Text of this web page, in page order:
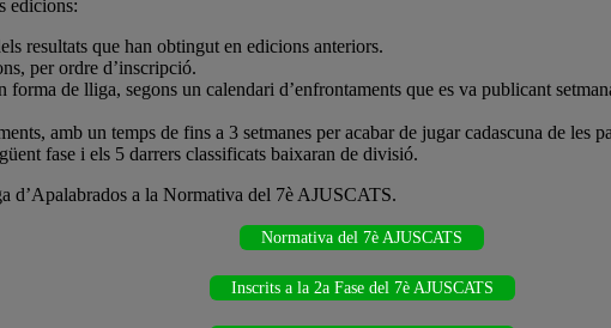
edicions:
resultats que han obtingut en edicions anteriors.
per ordre d’inscripció.
de lliga, segons un calendari d’enfrontaments que es va publicant
amb un temps de fins a 3 setmanes per acabar de jugar cadascuna de les
fase i els 5 darrers classificats baixaran de divisió.
d’Apalabrados a la Normativa del 7è AJUSCATS.
Normativa del 7è AJUSCATS
Inscrits a la 2a Fase del 7è AJUSCATS